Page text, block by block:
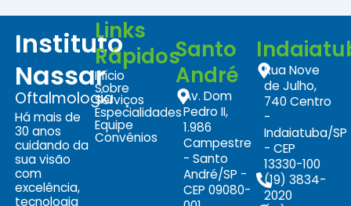
Instituto
Nassar
Oftalmologia
Há mais de
30 anos
cuidando da
sua visão
com
excelência,
tecnologia
Links
Rápidos
Início
Sobre
Serviços
Especialidades
Equipe
Convênios
Santo
André
Av. Dom
Pedro II,
1.986
Campestre
- Santo
André/SP -
CEP 09080-
Rua Nove
de Julho,
740 Centro
-
Indaiatuba/SP
- CEP
13330-100
(19) 3834-
2020